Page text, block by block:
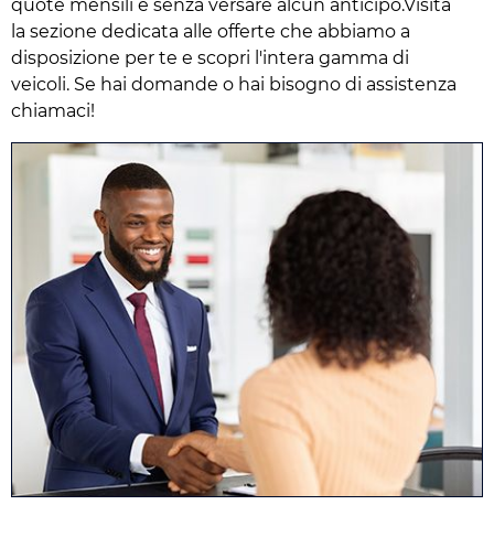
quote mensili e senza versare alcun anticipo.Visita
la sezione dedicata alle offerte che abbiamo a
disposizione per te e scopri l'intera gamma di
veicoli. Se hai domande o hai bisogno di assistenza
chiamaci!